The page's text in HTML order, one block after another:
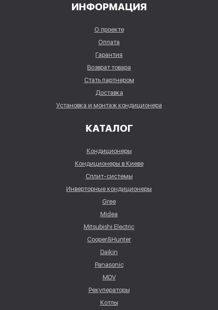
ИНФОРМАЦИЯ
О проекте
Оплата
Гарантия
Возврат товара
Стать партнером
Доставка
Установка и монтаж кондиционера
КАТАЛОГ
Кондиционеры
Кондиционеры в Киеве
Сплит-системы
Инверторные кондиционеры
Gree
Midea
Mitsubishi Electric
Cooper&Hunter
Daikin
Panasonic
MDV
Рекуператоры
Котлы